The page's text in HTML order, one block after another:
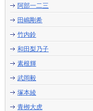
阿部一二三
田嶋剛希
竹内鈴
和田梨乃子
素根輝
武岡毅
塚本綾
青栁大虎